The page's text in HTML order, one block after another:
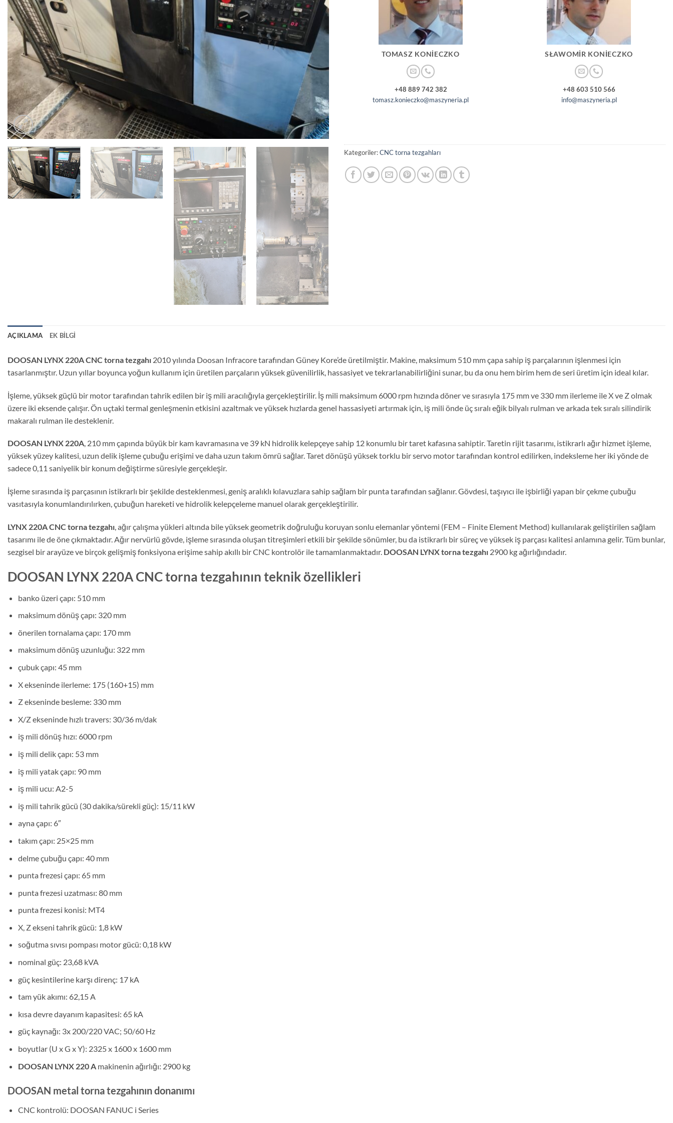
TOMASZ KONIECZKO
+48 889 742 382
tomasz.konieczko@maszyneria.pl
SŁAWOMIR KONIECZKO
+48 603 510 566
info@maszyneria.pl
Kategoriler:CNC torna tezgahları
AÇIKLAMA EK BILGI
DOOSAN LYNX 220A CNC torna tezgahı 2010 yılında Doosan Infracore tarafından Güney Kore’de üretilmiştir. Makine, maksimum 510 mm çapa sahip iş parçalarının işlenmesi için
tasarlanmıştır. Uzun yıllar boyunca yoğun kullanım için üretilen parçaların yüksek güvenilirlik, hassasiyet ve tekrarlanabilirliğini sunar, bu da onu hem birim hem de seri üretim için ideal kılar.
İşleme, yüksek güçlü bir motor tarafından tahrik edilen bir iş mili aracılığıyla gerçekleştirilir. İş mili maksimum 6000 rpm hızında döner ve sırasıyla 175 mm ve 330 mm ilerleme ile X ve Z olmak
üzere iki eksende çalışır. Ön uçtaki termal genleşmenin etkisini azaltmak ve yüksek hızlarda genel hassasiyeti artırmak için, iş mili önde üç sıralı eğik bilyalı rulman ve arkada tek sıralı silindirik
makaralı rulman ile desteklenir.
DOOSAN LYNX 220A, 210 mm çapında büyük bir kam kavramasına ve 39 kN hidrolik kelepçeye sahip 12 konumlu bir taret kafasına sahiptir. Taretin rijit tasarımı, istikrarlı ağır hizmet işleme,
yüksek yüzey kalitesi, uzun delik işleme çubuğu erişimi ve daha uzun takım ömrü sağlar. Taret dönüşü yüksek torklu bir servo motor tarafından kontrol edilirken, indeksleme her iki yönde de
sadece 0,11 saniyelik bir konum değiştirme süresiyle gerçekleşir.
İşleme sırasında iş parçasının istikrarlı bir şekilde desteklenmesi, geniş aralıklı kılavuzlara sahip sağlam bir punta tarafından sağlanır. Gövdesi, taşıyıcı ile işbirliği yapan bir çekme çubuğu
vasıtasıyla konumlandırılırken, çubuğun hareketi ve hidrolik kelepçeleme manuel olarak gerçekleştirilir.
LYNX 220A CNC torna tezgahı, ağır çalışma yükleri altında bile yüksek geometrik doğruluğu koruyan sonlu elemanlar yöntemi (FEM – Finite Element Method) kullanılarak geliştirilen sağlam
tasarımı ile de öne çıkmaktadır. Ağır nervürlü gövde, işleme sırasında oluşan titreşimleri etkili bir şekilde sönümler, bu da istikrarlı bir süreç ve yüksek iş parçası kalitesi anlamına gelir. Tüm bunlar,
sezgisel bir arayüze ve birçok gelişmiş fonksiyona erişime sahip akıllı bir CNC kontrolör ile tamamlanmaktadır. DOOSAN LYNX torna tezgahı 2900 kg ağırlığındadır.
DOOSAN LYNX 220A CNC torna tezgahının teknik özellikleri
banko üzeri çapı: 510 mm
maksimum dönüş çapı: 320 mm
önerilen tornalama çapı: 170 mm
maksimum dönüş uzunluğu: 322 mm
çubuk çapı: 45 mm
X ekseninde ilerleme: 175 (160+15) mm
Z ekseninde besleme: 330 mm
X/Z ekseninde hızlı travers: 30/36 m/dak
iş mili dönüş hızı: 6000 rpm
iş mili delik çapı: 53 mm
iş mili yatak çapı: 90 mm
iş mili ucu: A2-5
iş mili tahrik gücü (30 dakika/sürekli güç): 15/11 kW
ayna çapı: 6″
takım çapı: 25×25 mm
delme çubuğu çapı: 40 mm
punta frezesi çapı: 65 mm
punta frezesi uzatması: 80 mm
punta frezesi konisi: MT4
X, Z ekseni tahrik gücü: 1,8 kW
soğutma sıvısı pompası motor gücü: 0,18 kW
nominal güç: 23,68 kVA
güç kesintilerine karşı direnç: 17 kA
tam yük akımı: 62,15 A
kısa devre dayanım kapasitesi: 65 kA
güç kaynağı: 3x 200/220 VAC; 50/60 Hz
boyutlar (U x G x Y): 2325 x 1600 x 1600 mm
DOOSAN LYNX 220 Amakinenin ağırlığı: 2900 kg
DOOSAN metal torna tezgahının donanımı
CNC kontrolü: DOOSAN FANUC i Series